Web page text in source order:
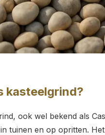
kasteelgrind?
ook wel bekend als
tuinen en op opritten.